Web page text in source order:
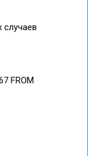
случаев
FROM